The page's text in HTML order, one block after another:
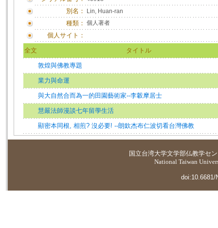
別名： Lin, Huan-ran
種類： 個人著者
個人サイト：
全文 タイトル
敦煌與佛教專題
業力與命運
與大自然合而為一的田園藝術家--李轂摩居士
慧嚴法師漫談七年留學生活
顯密本同根, 相煎? 沒必要! --朗欽杰布仁波切看台灣佛教
国立台湾大学文学部仏教学セ
National Taiwan
doi:10.6681/